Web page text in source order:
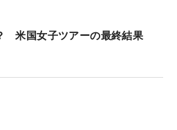
米国女子ツアーの最終結果